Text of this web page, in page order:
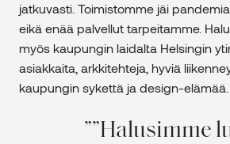
jatkuvasti. Toimistomme jäi
eikä enää palvellut tarpeitamme.
myös kaupungin laidalta Helsingin
asiakkaita, arkkitehteja, hyviä
kaupungin sykettä ja design-elämää.
”Halusimme